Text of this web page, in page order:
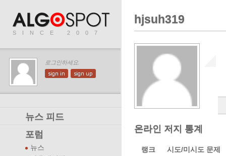
SINCE 2007
로그인하세요.
sign in sign up
뉴스 피드
포럼
뉴스
hjsuh319
온라인 저지 통계
랭크
시도/미시도 문제